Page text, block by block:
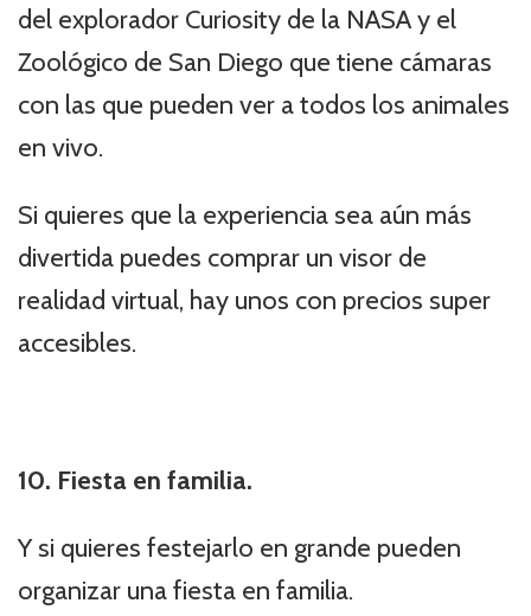
del explorador Curiosity de la NASA y el
Zoológico de San Diego que tiene cámaras
con las que pueden ver a todos los animales
en vivo.
Si quieres que la experiencia sea aún más
divertida puedes comprar un visor de
realidad virtual, hay unos con precios super
accesibles.
10. Fiesta en familia.
Y si quieres festejarlo en grande pueden
organizar una fiesta en familia.